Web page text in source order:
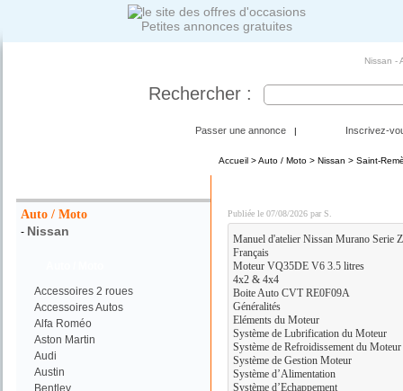
Petites annonces gratuites
Nissan -
Rechercher :
Passer une annonce | Inscrivez-
Auto / Moto
- Nissan
Accessoires 2 roues
Accessoires Autos
Alfa Roméo
Aston Martin
Audi
Austin
Bentley
Accueil>Auto / Moto> Nissan > Saint-
Publiée le 07/08/2026 par S.
Manuel d'atelier Nissan Murano Serie
Français
Moteur VQ35DE V6 3.5 litres
4x2 & 4x4
Boite Auto CVT RE0F09A
Généralités
Eléments du Moteur
Système de Lubrification du Moteur
Système de Refroidissement du Moteur
Système de Gestion Moteur
Système d’Alimentation
Système d’Echappement